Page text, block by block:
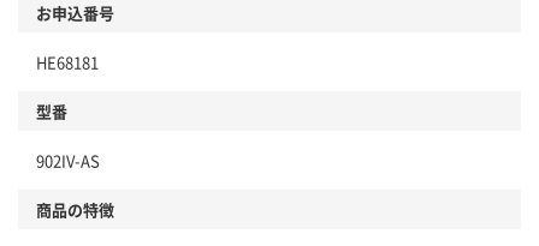
本体
仕組
お申込番号
HE68181
型番
902IV-AS
商品の特徴